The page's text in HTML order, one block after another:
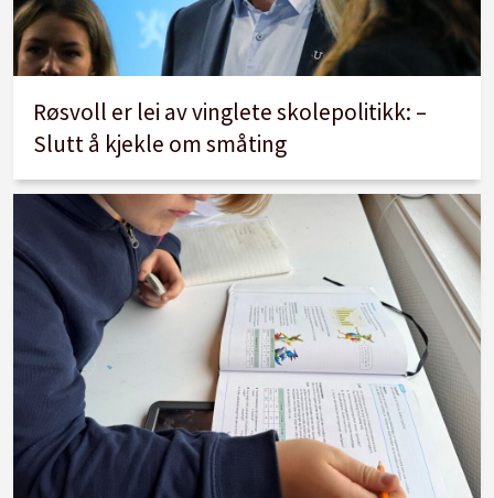
Røsvoll er lei av vinglete skolepolitikk: –
Slutt å kjekle om småting